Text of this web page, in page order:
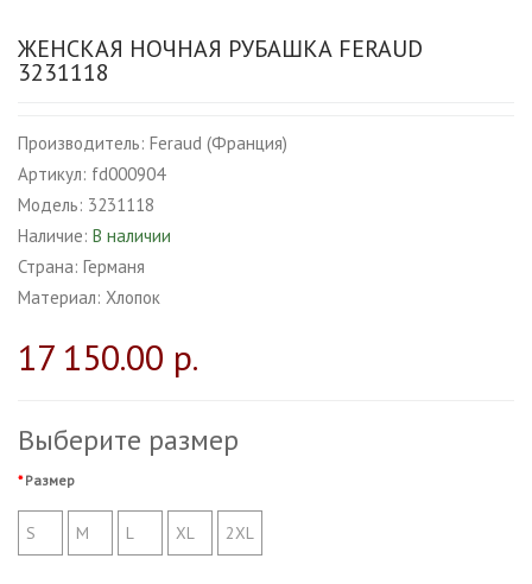
ЖЕНСКАЯ НОЧНАЯ РУБАШКА FERAUD
3231118
Производитель: Feraud (Франция)
Артикул: fd000904
Модель: 3231118
Наличие: В наличии
Страна: Германя
Материал: Хлопок
17 150.00 р.
Выберите размер
Размер
S M L XL 2XL